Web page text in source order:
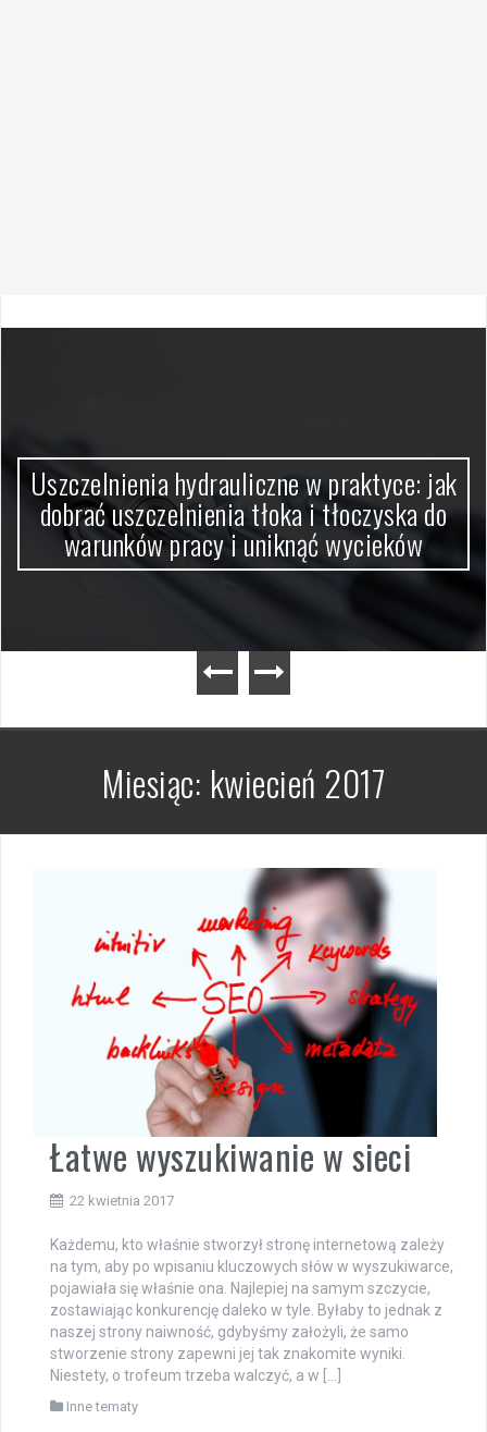
Uszczelnienia hydrauliczne w praktyce: jak
dobrać uszczelnienia tłoka i tłoczyska do
warunków pracy i uniknąć wycieków
Miesiąc: kwiecień 2017
Łatwe wyszukiwanie w sieci
22 kwietnia 2017
Każdemu, kto właśnie stworzył stronę internetową zależy
na tym, aby po wpisaniu kluczowych słów w wyszukiwarce,
pojawiała się właśnie ona. Najlepiej na samym szczycie,
zostawiając konkurencję daleko w tyle. Byłaby to jednak z
naszej strony naiwność, gdybyśmy założyli, że samo
stworzenie strony zapewni jej tak znakomite wyniki.
Niestety, o trofeum trzeba walczyć, a w […]
Inne tematy